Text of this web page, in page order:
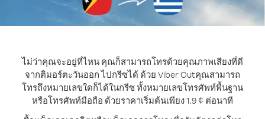
ไม่ว่าคุณจะอยู่ที่ไหน คุณก็สามารถโทรด้วยคุณภาพเสียงที่ดี
จากติมอร์ตะวันออก ไปกรีซได้ ด้วย Viber Outคุณสามารถ
โทรถึงหมายเลขใดก็ได้ในกรีซ ทั้งหมายเลขโทรศัพท์พื้นฐาน
หรือโทรศัพท์มือถือ ด้วยราคาเริ่มต้นเพียง 1.9 ¢ ต่อนาที